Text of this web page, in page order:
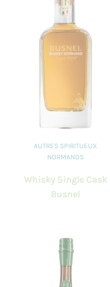
AUTRES SPIRITUEUX
NORMANDS
Whisky Single Cask
Busnel